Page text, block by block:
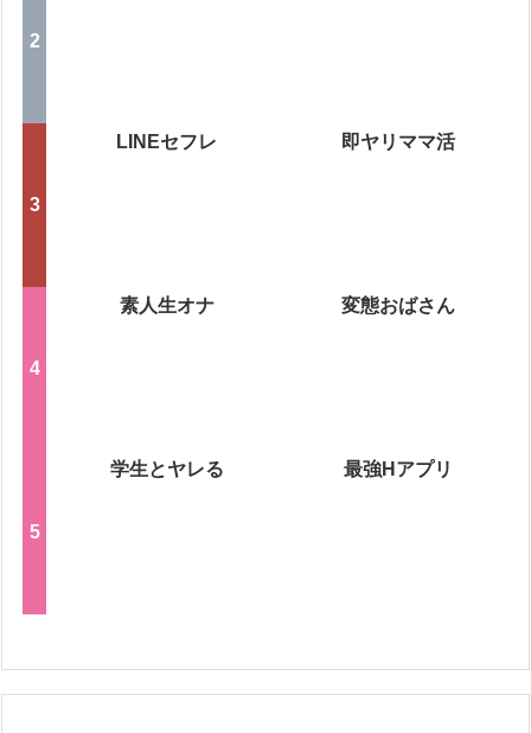
LINEセフレ 即ヤリママ活
素人生オナ 変態おばさん
学生とヤレる 最強Hアプリ